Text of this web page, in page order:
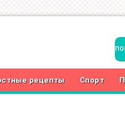
рецепты Спорт